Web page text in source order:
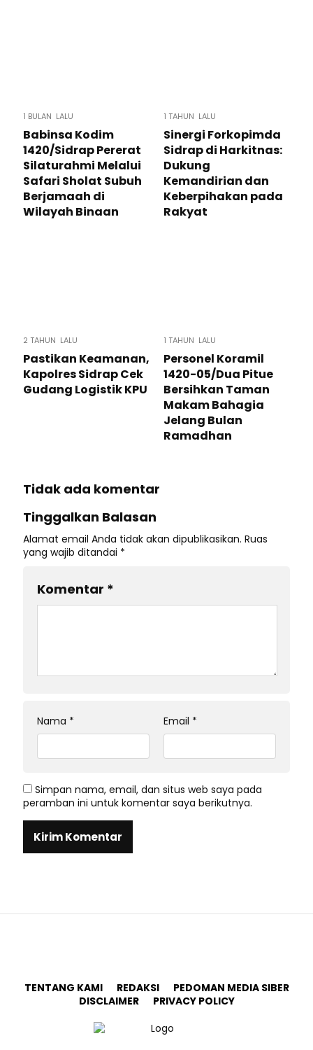
1 BULAN LALU
Babinsa Kodim
1420/Sidrap Pererat
Silaturahmi Melalui
Safari Sholat Subuh
Berjamaah di
Wilayah Binaan
1 TAHUN LALU
Sinergi Forkopimda
Sidrap di Harkitnas:
Dukung
Kemandirian dan
Keberpihakan pada
Rakyat
2 TAHUN LALU
Pastikan Keamanan,
Kapolres Sidrap Cek
Gudang Logistik KPU
1 TAHUN LALU
Personel Koramil
1420-05/Dua Pitue
Bersihkan Taman
Makam Bahagia
Jelang Bulan
Ramadhan
Tidak ada komentar
Tinggalkan Balasan
Alamat email Anda tidak akan dipublikasikan. Ruas
yang wajib ditandai *
Komentar *
Nama * Email *
Simpan nama, email, dan situs web saya pada
peramban ini untuk komentar saya berikutnya.
TENTANG KAMI REDAKSI
PEDOMAN MEDIA SIBER
DISCLAIMER
PRIVACY POLICY